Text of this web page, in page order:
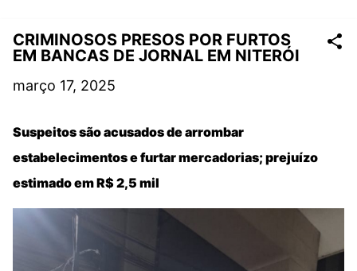
CRIMINOSOS PRESOS POR FURTOS
EM BANCAS DE JORNAL EM NITERÓI
março 17, 2025
Suspeitos são acusados de arrombar
estabelecimentos e furtar mercadorias; prejuízo
estimado em R$ 2,5 mil